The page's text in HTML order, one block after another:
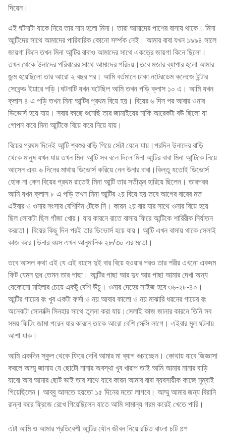
দিয়েন।
এই ঘটনাটা যাকে নিয়ে তার নাম হলো মিনা। তারা আমাদের পাশের বাসায় থাকে। মিনা
আন্টিদের সাথে আমাদের পারিবারিক কোনো সর্ম্পক নেই। আমার বাবা যখন ১৯৯৪ সালে
জায়গা কিনে তখন মিনা আন্টির বাবাও আমাদের সাথে একত্রে জায়গা কিনে ছিলো।
তখন থেকে উনাদের পরিবারের সাথে আমাদের পরিচয়।তবে মজার ব্যাপার হলো আমার
জন্ম হয়েছিলো তার আরো ২ বছর পর। আমি বর্তমানে ঢাকা নটেরডেম কলেজে ইন্টার
সেকেন্ড ইয়ারে পড়ি।ঘটনাটি যখন ঘটেছিল আমি তখন পড়ি ক্লাস ১০ এ। আমি যখন
ক্লাস ৪ এ পড়ি তখন মিনা আন্টির প্রথম বিয়ে হয়। বিয়ের ৬ দিন পর আবার ওনার
ডিভোর্স হয়ে যায়। সবার কাছে শুনেছি তার জামাইয়ের নাকি আরেকটা বউ ছিলো যা
গোপন করে মিনা আন্টিকে বিয়ে করে নিয়ে যায়।
বিয়ের প্রথম দিনেই আন্টি শ্বশুর বাড়ি গিয়ে সেটা যেনে যায়।পরদিন উনাদের বাড়ি
থেকে মানুষ যখন যায় তখন মিনা আন্টি সব বলে দিলে মিনা আন্টির বাবা মিনা আন্টিকে নিয়ে
আসেন এবং ৬ দিনের মাথায় ডিভোর্স করিয়ে নেন উনার বাবা।কিন্তু যতোই ডিভোর্স
হোক না কেন বিয়ের প্রথম রাতেই মিনা আন্টি তার সতীত্ত্ব হারিয়ে ছিলেন। তারপরর
আমি যখন ক্লাস ৮ এ পড়ি তখন মিনা আন্টির ২য় বিয়ে হয় তবে আগের বারের মত
এইবার ও ওনার সংসার বেশিদিন টেকে নি। কারন ২য় বার যার সাথে ওনার বিয়ে হয়ে
ছিল লোকটা ছিল গাঁজা খোর। যার কারনে রাতে বাসায় ফিরে আন্টিকে শারিরীক নির্যাতন
করতো। বিয়ের কিছু দিন পরই তার ডিভোর্স হয়ে যায়। আন্টি এখন বাসায় থাকে সেলাই
কাজ করে।উনার বয়স এখন আনুমানিক ২৮/৩০ এর মতো।
তবে আসল কথা এই যে এই বয়সে দুই বার বিয়ে হওয়ার পরও তার শরীর এখনো একদম
ফিট যেমন দুধ তেমন তার পাছা। আন্টির পাছা আর দুধ আর পাছা আমার দেখা অন্য
যেকোনো মহিলার চেয়ে একটু বেশি উঁচু। ওনার দেহের সাইজ হবে ৩৬-২৮-৪০।
আন্টির গায়ের রং খুব একটা ফর্সা ও নয় আবার কালো ও নয় মাঝারি ধরনের গায়ের রং
অনেকটা সোনাক্সি সিনহার সাথে তুলনা করা যায়।সেলাই কাজ জানার কারনে তিনি সব
সময় ফিটিং জামা পরেন যার কারনে তাকে আরো বেশি সেক্সি লাগে। এইবার মূল ঘটনায়
আশা যাক।
আমি একদিন স্কুল থেকে ফিরে দেখি আমার মা ব্যাগ গুচাচ্ছেন। কোথায় যাবে জিজ্ঞাসা
করলে আম্মু জানায় যে ছোটো নানার অবস্থা খুব খারাপ তাই আমি আমার নানার বাড়ি
যাবো আর আমার ছোট ভাই তার সাথে যাবে কারন আমার বাবা ব্যবসায়ীক কাজে মুম্বাই
গিয়েছিলেন। আব্বু আসতে হয়তো ১৫ দিনের মতো লাগবে। আম্মু আমার জন্য বিরানি
রান্না করে ফ্রিজে রেখে গিয়েছিলেন যাতে আমি সামান্য গরম করেই খেতে পারি।
এটা আমি ও আমার প্রতিবেশী আন্টির যৌন জীবন নিয়ে রচিত বাংলা চটি গল্প